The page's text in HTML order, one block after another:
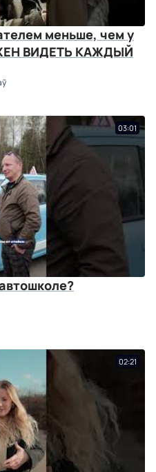
меньше, чем у
ВИДЕТЬ КАЖДЫЙ
03:01
02:21